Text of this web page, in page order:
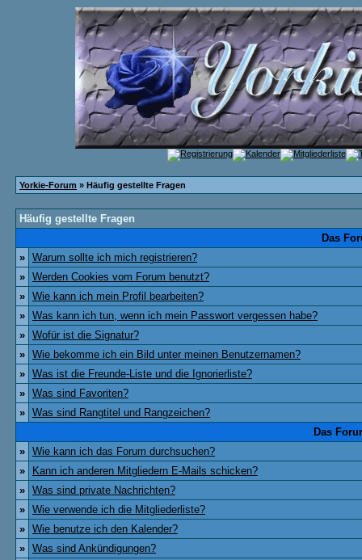
Yorkie-Forum » Häufig gestellte Fragen
Häufig gestellte Fragen
Das
» Warum sollte ich mich registrieren?
» Werden Cookies vom Forum benutzt?
» Wie kann ich mein Profil bearbeiten?
» Was kann ich tun, wenn ich mein Passwort vergessen habe?
» Wofür ist die Signatur?
» Wie bekomme ich ein Bild unter meinen Benutzernamen?
» Was ist die Freunde-Liste und die Ignorierliste?
» Was sind Favoriten?
» Was sind Rangtitel und Rangzeichen?
Das
» Wie kann ich das Forum durchsuchen?
»
Kann ich anderen Mitgliedern E-Mails schicken?
» Was sind private Nachrichten?
» Wie verwende ich die Mitgliederliste?
» Wie benutze ich den Kalender?
» Was sind Ankündigungen?